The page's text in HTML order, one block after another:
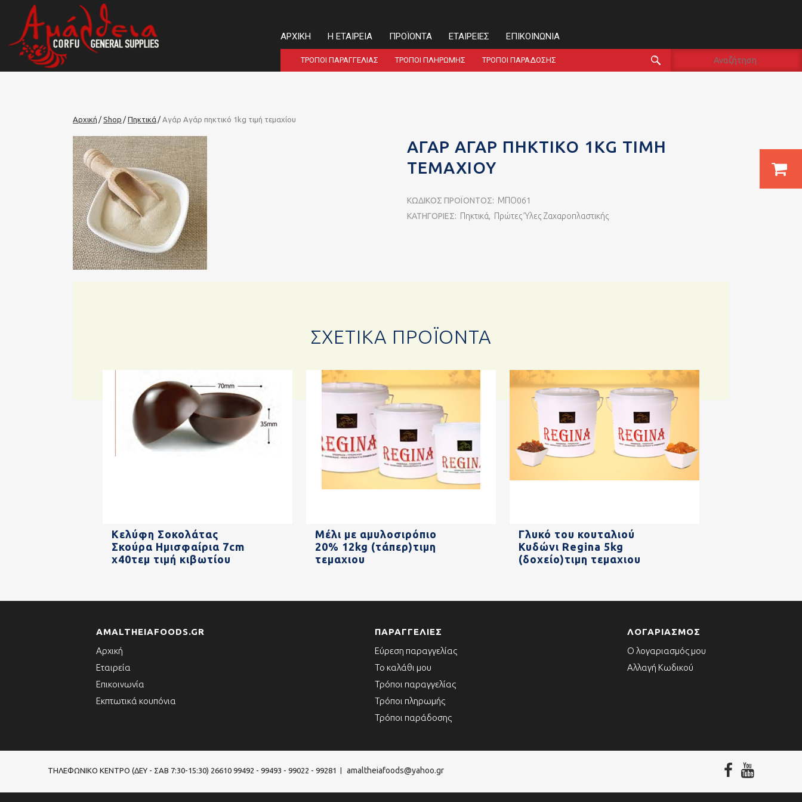
ΑΡΧΙΚΉ Η ΕΤΑΙΡΕΊΑ ΠΡΟΪΌΝΤΑ ΕΤΑΙΡΕΊΕΣ ΕΠΙΚΟΙΝΩΝΊΑ
ΤΡΌΠΟΙ ΠΑΡΑΓΓΕΛΊΑΣ ΤΡΌΠΟΙ ΠΛΗΡΩΜΉΣ ΤΡΌΠΟΙ ΠΑΡΆΔΟΣΗΣ
Αρχική Shop Πηκτικά Αγάρ Αγάρ πηκτικό 1kg τιμή τεμαχίου
ΑΓΆΡ ΑΓΆΡ ΠΗΚΤΙΚΌ 1KG ΤΙΜΉ
ΤΕΜΑΧΊΟΥ
ΚΩΔΙΚΌΣ ΠΡΟΪΌΝΤΟΣ: ΜΠΟ061
ΚΑΤΗΓΟΡΊΕΣ: Πηκτικά, Πρώτες Ύλες Ζαχαροπλαστικής
ΣΧΕΤΙΚΆ ΠΡΟΪΌΝΤΑ
Κελύφη Σοκολάτας
Σκούρα Ημισφαίρια 7cm
x40τεμ τιμή κιβωτίου
Μέλι με αμυλοσιρόπιο
20% 12kg (τάπερ)τιμη
τεμαχιου
Γλυκό του κουταλιού
Κυδώνι Regina 5kg
(δοχείο)τιμη τεμαχιου
AMALTHEIAFOODS.GR
Αρχική
Εταιρεία
Επικοινωνία
Εκπτωτικά κουπόνια
ΠΑΡΑΓΓΕΛΊΕΣ
Εύρεση παραγγελίας
Το καλάθι μου
Τρόποι παραγγελίας
Τρόποι πληρωμής
Τρόποι παράδοσης
ΛΟΓΑΡΙΑΣΜΌΣ
Ο λογαριασμός μου
Αλλαγή Κωδικού
ΤΗΛΕΦΩΝΙΚΌ ΚΈΝΤΡΟ (ΔΕΥ - ΣΑΒ 7:30-15:30) 26610 99492 - 99493 - 99022 - 99281 amaltheiafoods@yahoo.gr